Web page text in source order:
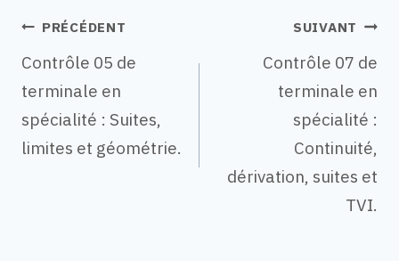
Navigation
de
PRÉCÉDENT
Contrôle 05 de
terminale en
spécialité : Suites,
limites et géométrie.
SUIVANT
Contrôle 07 de
terminale en
spécialité :
Continuité,
dérivation, suites et
TVI.